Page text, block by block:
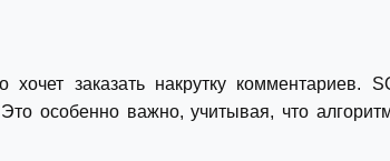
заказать накрутку комментариев.
особенно важно, учитывая, что